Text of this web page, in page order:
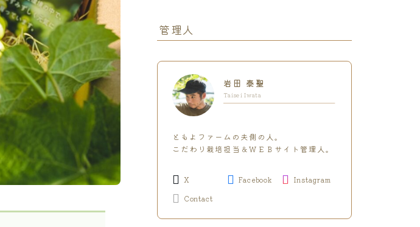
管理人
岩田 泰聖
Taisei Iwata
ともよファームの夫側の人。
こだわり栽培担当＆ＷＥＢサイト管理人。
X Facebook
Instagram
Contact